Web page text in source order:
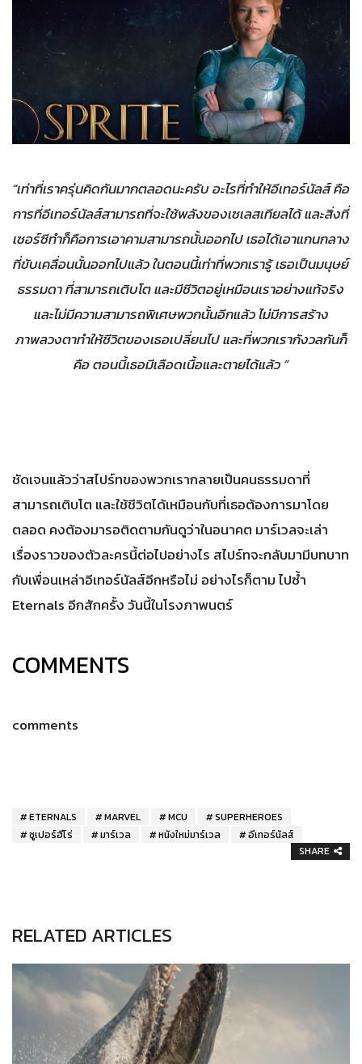
“เท่าที่เราครุ่นคิดกันมากตลอดนะครับ อะไรที่ทำให้อีเทอร์นัลส์ คือ
การที่อีเทอร์นัลส์สามารถที่จะใช้พลังของเซเลสเทียลได้ และสิ่งที่
เซอร์ซีทำก็คือการเอาคามสามารถนั้นออกไป เธอได้เอาแกนกลาง
ที่ขับเคลื่อนนั้นออกไปแล้ว ในตอนนี้เท่าที่พวกเรารู้ เธอเป็นมนุษย์
ธรรมดา ที่สามารถเติบโต และมีชีวิตอยู่เหมือนเราอย่างแท้จริง
และไม่มีความสามารถพิเศษพวกนั้นอีกแล้ว ไม่มีการสร้าง
ภาพลวงตาทำให้ชีวิตของเธอเปลี่ยนไป และที่พวกเรากังวลกันก็
คือ ตอนนี้เธอมีเลือดเนื้อและตายได้แล้ว ”
ชัดเจนแล้วว่าสไปร์ทของพวกเรากลายเป็นคนธรรมดาที่
สามารถเติบโต และใช้ชีวิตได้เหมือนกับที่เธอต้องการมาโดย
ตลอด คงต้องมารอติดตามกันดูว่าในอนาคต มาร์เวลจะเล่า
เรื่องราวของตัวละครนี้ต่อไปอย่างไร สไปร์ทจะกลับมามีบทบาท
กับเพื่อนเหล่าอีเทอร์นัลส์อีกหรือไม่ อย่างไรก็ตาม ไปซ้ำ
Eternals อีกสักครั้ง วันนี้ในโรงภาพนตร์
COMMENTS
comments
ETERNALS MARVEL MCU
SUPERHEROES
ซูเปอร์ฮีโร่
มาร์เวล หนังใหม่มาร์เวล
อีเทอร์นัลส์
SHARE
RELATED ARTICLES